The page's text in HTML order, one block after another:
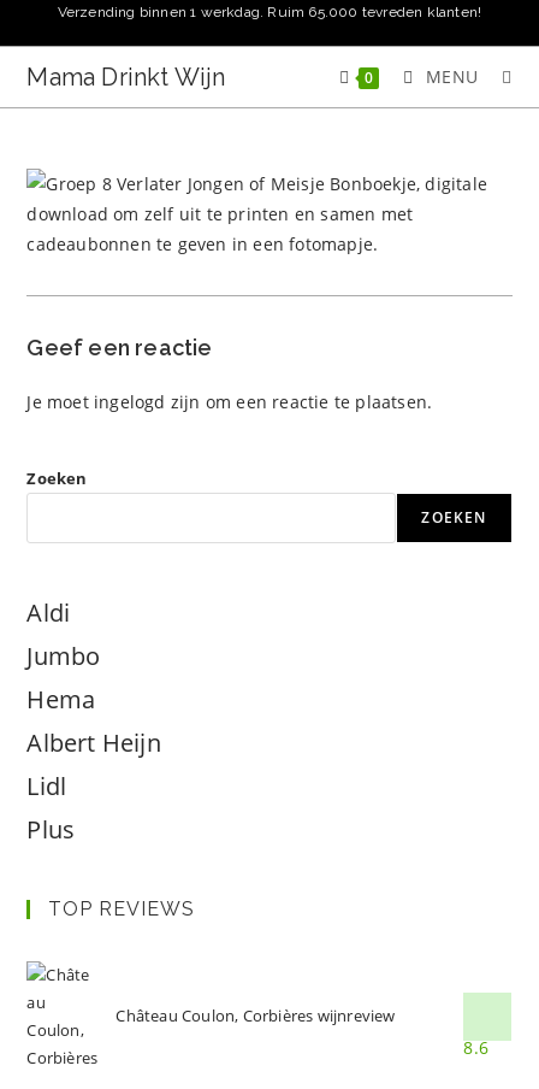
naar
inhoud
Verzending binnen 1 werkdag. Ruim 65.000 tevreden klanten!
Mama Drinkt Wijn 0 MENU
Geef een reactie
Je moet ingelogd zijn om een reactie te plaatsen.
Zoeken
ZOEKEN
Aldi
Jumbo
Hema
Albert Heijn
Lidl
Plus
TOP REVIEWS
Château Coulon, Corbières wijnreview
8.6